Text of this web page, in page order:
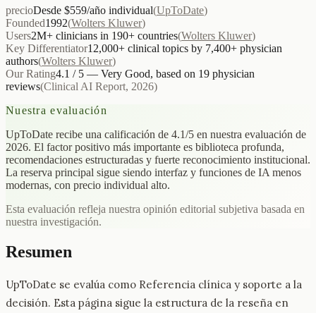
precioDesde $559/año individual(UpToDate)
Founded1992(Wolters Kluwer)
Users2M+ clinicians in 190+ countries(Wolters Kluwer)
Key Differentiator12,000+ clinical topics by 7,400+ physician
authors(Wolters Kluwer)
Our Rating4.1 / 5 — Very Good, based on 19 physician
reviews(Clinical AI Report, 2026)
Nuestra evaluación
UpToDate recibe una calificación de 4.1/5 en nuestra evaluación de
2026. El factor positivo más importante es biblioteca profunda,
recomendaciones estructuradas y fuerte reconocimiento institucional.
La reserva principal sigue siendo interfaz y funciones de IA menos
modernas, con precio individual alto.
Esta evaluación refleja nuestra opinión editorial subjetiva basada en
nuestra investigación.
Resumen
UpToDate se evalúa como Referencia clínica y soporte a la
decisión. Esta página sigue la estructura de la reseña en